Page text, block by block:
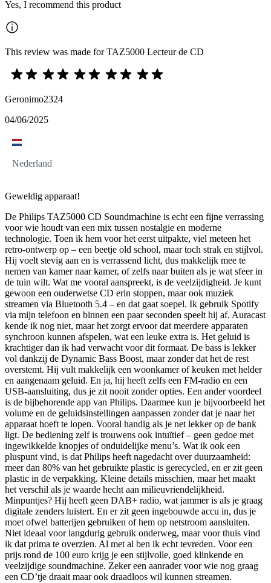
Yes, I recommend this product
This review was made for TAZ5000 Lecteur de CD
Geronimo2324
04/06/2025
Nederland
Geweldig apparaat!
De Philips TAZ5000 CD Soundmachine is echt een fijne verrassing
voor wie houdt van een mix tussen nostalgie en moderne
technologie. Toen ik hem voor het eerst uitpakte, viel meteen het
retro-ontwerp op – een beetje old school, maar toch strak en stijlvol.
Hij voelt stevig aan en is verrassend licht, dus makkelijk mee te
nemen van kamer naar kamer, of zelfs naar buiten als je wat sfeer in
de tuin wilt. Wat me vooral aanspreekt, is de veelzijdigheid. Je kunt
gewoon een ouderwetse CD erin stoppen, maar ook muziek
streamen via Bluetooth 5.4 – en dat gaat soepel. Ik gebruik Spotify
via mijn telefoon en binnen een paar seconden speelt hij af. Auracast
kende ik nog niet, maar het zorgt ervoor dat meerdere apparaten
synchroon kunnen afspelen, wat een leuke extra is. Het geluid is
krachtiger dan ik had verwacht voor dit formaat. De bass is lekker
vol dankzij de Dynamic Bass Boost, maar zonder dat het de rest
overstemt. Hij vult makkelijk een woonkamer of keuken met helder
en aangenaam geluid. En ja, hij heeft zelfs een FM-radio en een
USB-aansluiting, dus je zit nooit zonder opties. Een ander voordeel
is de bijbehorende app van Philips. Daarmee kun je bijvoorbeeld het
volume en de geluidsinstellingen aanpassen zonder dat je naar het
apparaat hoeft te lopen. Vooral handig als je net lekker op de bank
ligt. De bediening zelf is trouwens ook intuïtief – geen gedoe met
ingewikkelde knopjes of onduidelijke menu’s. Wat ik ook een
pluspunt vind, is dat Philips heeft nagedacht over duurzaamheid:
meer dan 80% van het gebruikte plastic is gerecycled, en er zit geen
plastic in de verpakking. Kleine details misschien, maar het maakt
het verschil als je waarde hecht aan milieuvriendelijkheid.
Minpuntjes? Hij heeft geen DAB+ radio, wat jammer is als je graag
digitale zenders luistert. En er zit geen ingebouwde accu in, dus je
moet ofwel batterijen gebruiken of hem op netstroom aansluiten.
Niet ideaal voor langdurig gebruik onderweg, maar voor thuis vind
ik dat prima te overzien. Al met al ben ik echt tevreden. Voor een
prijs rond de 100 euro krijg je een stijlvolle, goed klinkende en
veelzijdige soundmachine. Zeker een aanrader voor wie nog graag
een CD’tje draait maar ook draadloos wil kunnen streamen.